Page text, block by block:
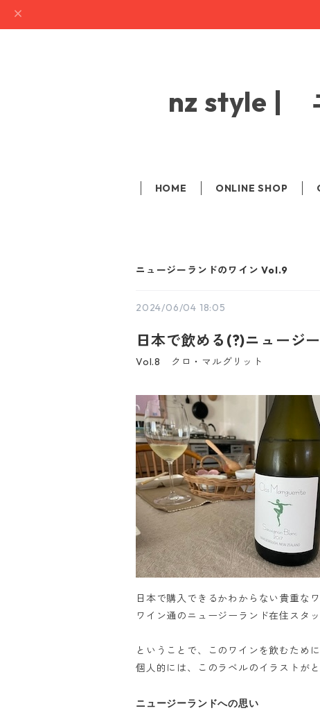
nz style |
HOME ONLINE SHOP
ニュージーランドのワイン Vol.9
2024/06/04 18:05
日本で飲める(?)ニュージ
Vol.8 クロ・マルグリット
日本で購入できるかわからない貴重なワ
ワイン通のニュージーランド在住スタ
ということで、このワインを飲むため
個人的には、このラベルのイラストが
ニュージーランドへの思い